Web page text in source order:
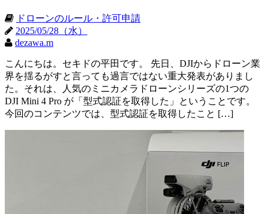
ドローンのルール・許可申請
2025/05/28（水）
dezawa.m
こんにちは。セキドの平田です。 先日、DJIからドローン業
界を揺るがすと言っても過言ではない重大発表がありまし
た。それは、人気のミニカメラドローンシリーズの1つの
DJI Mini 4 Pro が「型式認証を取得した」ということです。
今回のコンテンツでは、型式認証を取得したこと […]